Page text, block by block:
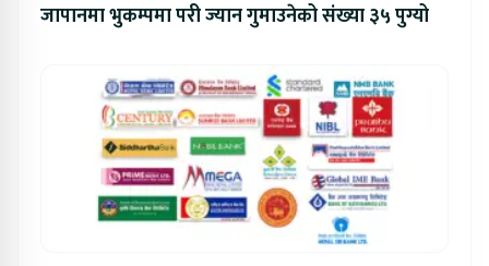
जापानमा भुकम्पमा परी ज्यान गुमाउनेको संख्या ३५ पुग्यो